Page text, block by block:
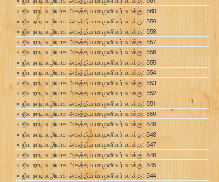
ஜீவ நாடி வழியாக அகத்திய மாமுனிவர் வாக்கு: 560
ஜீவ நாடி வழியாக அகத்திய மாமுனிவர் வாக்கு: 559
ஜீவ நாடி வழியாக அகத்திய மாமுனிவர் வாக்கு: 558
ஜீவ நாடி வழியாக அகத்திய மாமுனிவர் வாக்கு: 557
ஜீவ நாடி வழியாக அகத்திய மாமுனிவர் வாக்கு: 556
ஜீவ நாடி வழியாக அகத்திய மாமுனிவர் வாக்கு: 555
ஜீவ நாடி வழியாக அகத்திய மாமுனிவர் வாக்கு: 554
ஜீவ நாடி வழியாக அகத்திய மாமுனிவர் வாக்கு: 553
ஜீவ நாடி வழியாக அகத்திய மாமுனிவர் வாக்கு: 552
ஜீவ நாடி வழியாக அகத்திய மாமுனிவர் வாக்கு: 551
ஜீவ நாடி வழியாக அகத்திய மாமுனிவர் வாக்கு: 550
ஜீவ நாடி வழியாக அகத்திய மாமுனிவர் வாக்கு: 549
ஜீவ நாடி வழியாக அகத்திய மாமுனிவர் வாக்கு: 548
ஜீவ நாடி வழியாக அகத்திய மாமுனிவர் வாக்கு: 547
ஜீவ நாடி வழியாக அகத்திய மாமுனிவர் வாக்கு: 546
ஜீவ நாடி வழியாக அகத்திய மாமுனிவர் வாக்கு: 545
ஜீவ நாடி வழியாக அகத்திய மாமுனிவர் வாக்கு: 544